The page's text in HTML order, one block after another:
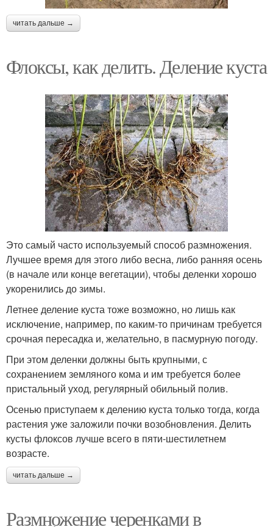
читать дальше →
Флоксы, как делить. Деление куста
Это самый часто используемый способ размножения.
Лучшее время для этого либо весна, либо ранняя осень
(в начале или конце вегетации), чтобы деленки хорошо
укоренились до зимы.
Летнее деление куста тоже возможно, но лишь как
исключение, например, по каким-то причинам требуется
срочная пересадка и, желательно, в пасмурную погоду.
При этом деленки должны быть крупными, с
сохранением земляного кома и им требуется более
пристальный уход, регулярный обильный полив.
Осенью приступаем к делению куста только тогда, когда
растения уже заложили почки возобновления. Делить
кусты флоксов лучше всего в пяти-шестилетнем
возрасте.
читать дальше →
Размножение черенками в